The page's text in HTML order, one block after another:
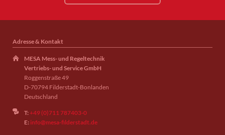
Adresse & Kontakt
MESA Mess- und Regeltechnik
Vertriebs- und Service GmbH
Roggenstraße 49
D-70794 Filderstadt-Bonlanden
Deutschland
T:+49 (0)711 787403-0
E: info@mesa-filderstadt.de